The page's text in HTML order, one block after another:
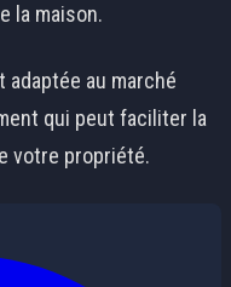
la maison.
au marché
qui peut faciliter la
votre propriété.